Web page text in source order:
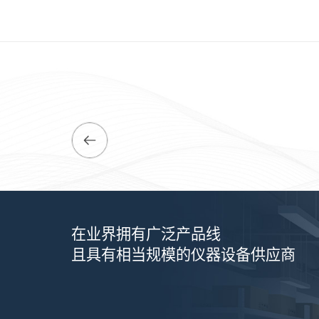
在业界拥有广泛产品线
且具有相当规模的仪器设备供应商